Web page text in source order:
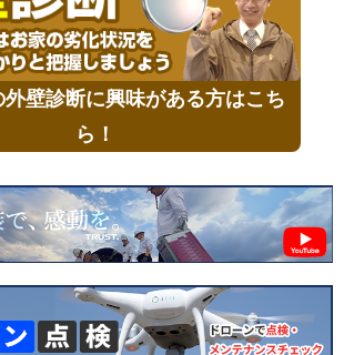
外壁診断に興味がある方はこち
ら！